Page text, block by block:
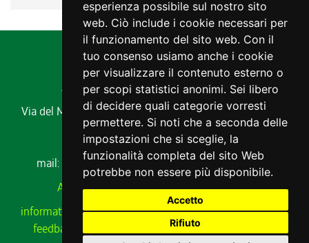
esperienza possibile sul nostro sito
web. Ciò include i cookie necessari per
il funzionamento del sito web. Con il
tuo consenso usiamo anche i cookie
per visualizzare il contenuto esterno o
per scopi statistici anonimi. Sei libero
di decidere quali categorie vorresti
permettere. Si noti che a seconda delle
impostazioni che si sceglie, la
funzionalità completa del sito Web
potrebbe non essere più disponibile.
Accetto
Rifiuto
Agenzia regionale per lo sviluppo rurale
Via del Montesanto, 17 34170 GORIZIACodice fiscale e
partita IVA 00485650311
Tel. 0432 529211
mail:
ersa@ersa.fvg.itPec:ersa@certregione.fvg.it
Amministrazione Trasparente|AVCP xml
informativa privacy|cookie|note legali|meccanismo di
feedback
| cambio preferenze cookie